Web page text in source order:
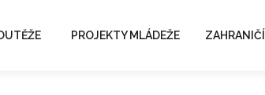
PROJEKTY MLÁDEŽE ZAHRANIČÍ